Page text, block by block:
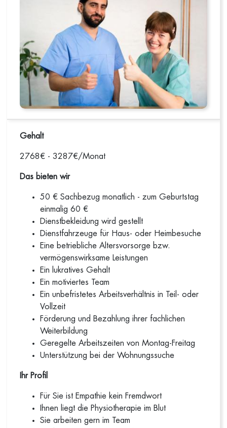
Gehalt
2768€ - 3287€/Monat
Das bieten wir
50 € Sachbezug monatlich - zum Geburtstag
einmalig 60 €
Dienstbekleidung wird gestellt
Dienstfahrzeuge für Haus- oder Heimbesuche
Eine betriebliche Altersvorsorge bzw.
vermögenswirksame Leistungen
Ein lukratives Gehalt
Ein motiviertes Team
Ein unbefristetes Arbeitsverhältnis in Teil- oder
Vollzeit
Förderung und Bezahlung ihrer fachlichen
Weiterbildung
Geregelte Arbeitszeiten von Montag-Freitag
Unterstützung bei der Wohnungssuche
Ihr Profil
Für Sie ist Empathie kein Fremdwort
Ihnen liegt die Physiotherapie im Blut
Sie arbeiten gern im Team